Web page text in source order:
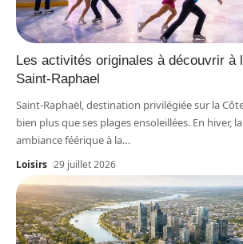
Les activités originales à découvrir à
Saint-Raphael
Saint-Raphaël, destination privilégiée sur la
bien plus que ses plages ensoleillées. En hiver,
ambiance féérique à la…
Loisirs 29 juillet 2026